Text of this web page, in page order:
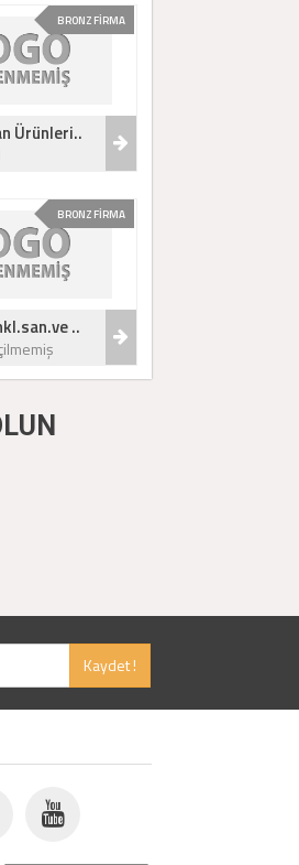
BRONZ FİRMA
Ürünleri..
BRONZ FİRMA
..
Kaydet !